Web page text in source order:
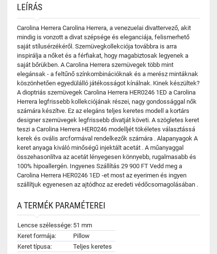
LEÍRÁS
Carolina Herrera Carolina Herrera, a venezuelai divattervező, akit
mindig is vonzott a divat szépsége és eleganciája, felismerhető
saját stílusérzékéről. Szemüvegkollekciója továbbra is arra
inspirálja a nőket és a férfiakat, hogy magabiztosak legyenek a
saját bőrükben. A Carolina Herrera szemüvegek több mint
elegánsak - a feltűnő színkombinációknak és a merész mintáknak
köszönhetően egyedülálló játékosságot kínálnak. Kinek készültek?
A dioptriás szemüvegek Carolina Herrera HER0246 1ED a Carolina
Herrera legfrissebb kollekciójának részei, nagy gondossággal nők
számára készítve. Ez az elegáns teljes keretes modell a kortárs
designer szemüvegek legfrissebb divatját követi. A szögletes keret
teszi a Carolina Herrera HER0246 modelljét tökéletes választássá
kerek és ovális arcformával rendelkezők számára . Alapanyagok A
keret anyaga kiváló minőségű injektált acetát . A műanyaggal
összehasonlítva az acetát lényegesen könnyebb, rugalmasabb és
100% hipoallergén. Ingyenes Szállítás 29 900 FT Vedd meg a
Carolina Herrera HER0246 1ED -et most az eyerimen és ingyen
szállítjuk egyenesen az ajtódhoz az eredeti védőcsomagolásában .
A TERMÉK PARAMÉTEREI
Lencse szélessége: 51 mm
Keret formája:
Pillow
Keret típusa:
Teljes keretes